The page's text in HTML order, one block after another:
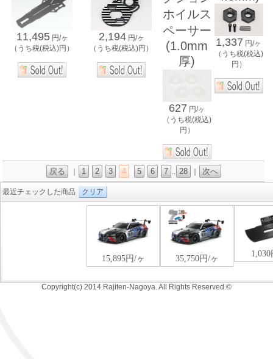
11,495 円/ヶ
（うち税(税込)円）
2,194 円/ヶ
（うち税(税込)円）
ホイルス
ペーサー
(1.0mm
厚)
627 円/ヶ
（うち税(税込)
円）
1,337 円/ヶ
（うち税(税込)
円）
戻る 1 2 3 4 5 6 7 .. 28 次へ
最近チェックした商品 クリア
Copyright(c) 2014 Rajiten-Nagoya. All Rights Reserved.©